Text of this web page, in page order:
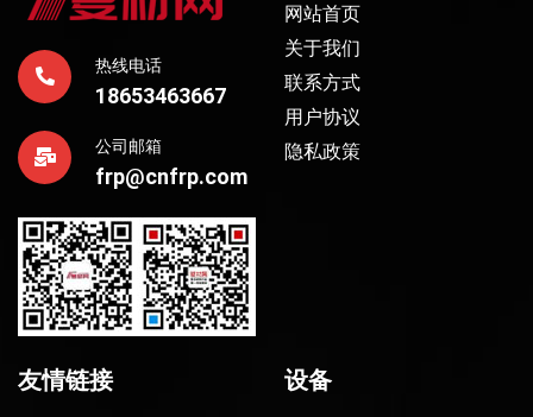
热线电话
18653463667
公司邮箱
frp@cnfrp.com
网站首页
关于我们
联系方式
用户协议
隐私政策
友情链接 设备